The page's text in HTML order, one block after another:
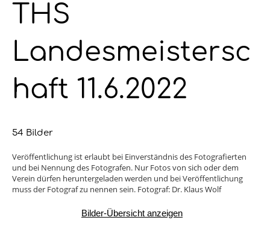
THS
Landesmeistersc
haft 11.6.2022
54 Bilder
Veröffentlichung ist erlaubt bei Einverständnis des Fotografierten
und bei Nennung des Fotografen. Nur Fotos von sich oder dem
Verein dürfen heruntergeladen werden und bei Veröffentlichung
muss der Fotograf zu nennen sein. Fotograf: Dr. Klaus Wolf
Bilder-Übersicht anzeigen